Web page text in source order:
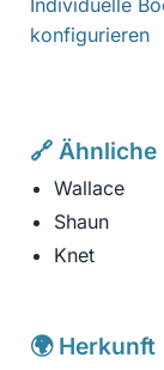
konfigurieren
🔗 Ähnliche
Wallace
Shaun
Knet
🌍 Herkunft